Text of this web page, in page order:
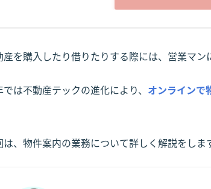
産を購入したり借りたりする際には、営業マン
は不動産テックの進化により、 オンラインで
は、物件案内の業務について詳しく解説をしま